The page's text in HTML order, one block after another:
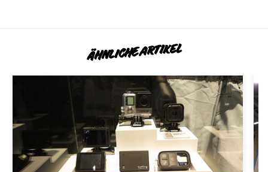
ÄHNLICHE ARTIKEL